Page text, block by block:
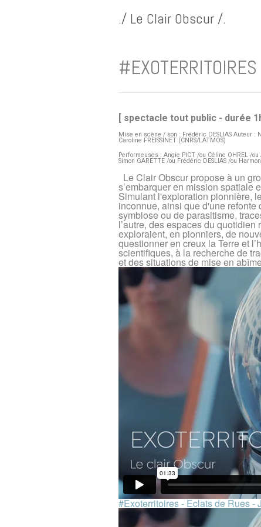
./ Le Clair Obscur /.
[ spectacle tout public - durée
Mise en scène / son : Frédéric DESLIAS Auteur
Caroline FREISSINET (CNRS/LATMOS)
Performeuses : Angie PICT /ou Céline OHREL /
Simon GARETTE /ou Frédéric DESLIAS /ou
Le Clair Obscur propose à un
s’embarquer en mission spatiale
Simulant l'exploration pionnière,
inconnue, ainsi que d'une refonte
symbiose ou de parasitisme,
l’autre, des espaces du
exploraient, en pionniers, de
questionner en creux la Terre et
scientifiques, à la recherche de
et des situations de mise en
#Exoterritoires - Eclats de Rues -